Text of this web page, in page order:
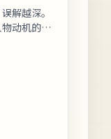
解越深。
动机的重